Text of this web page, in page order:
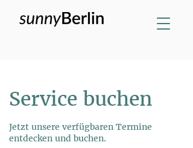
Service buchen
Jetzt unsere verfügbaren Termine
entdecken und buchen.